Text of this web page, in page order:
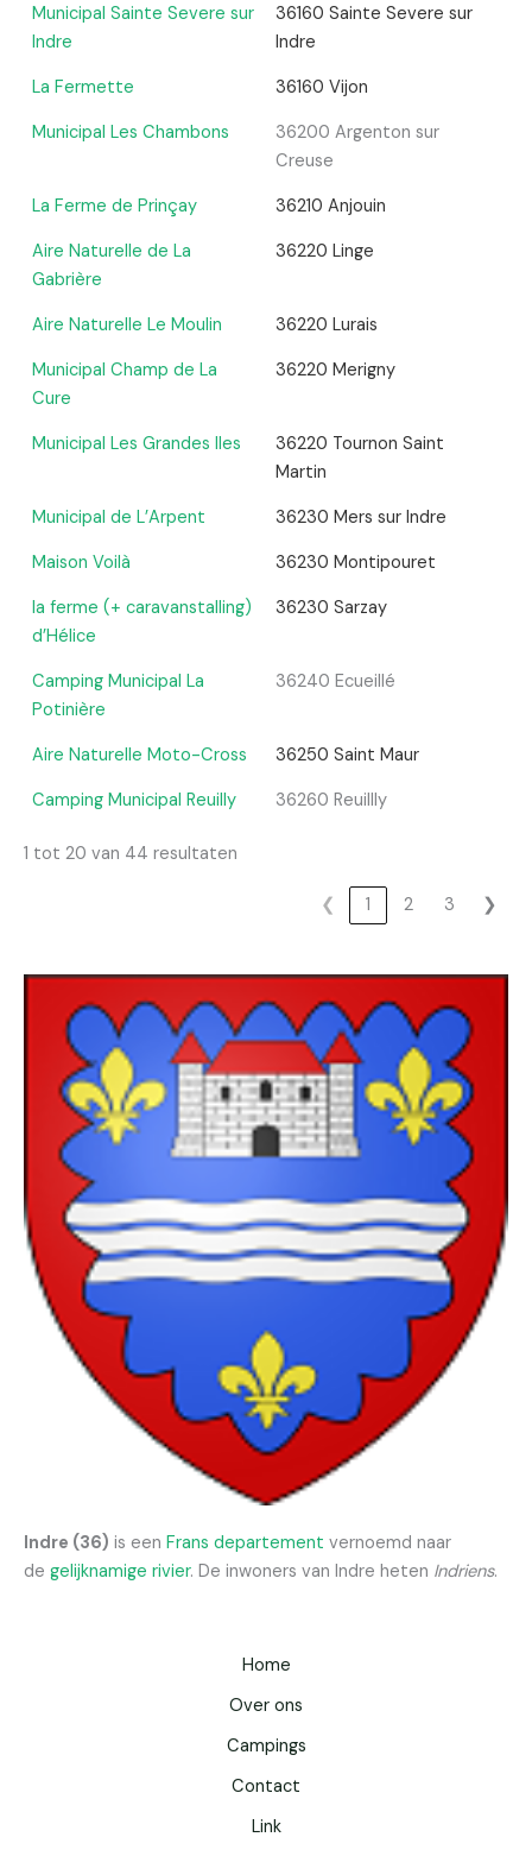
Municipal Sainte Severe sur
Indre
36160 Sainte Severe sur
Indre
La Fermette
36160 Vijon
Municipal Les Chambons
36200 Argenton sur
Creuse
La Ferme de Prinçay
36210 Anjouin
Aire Naturelle de La
Gabrière
36220 Linge
Aire Naturelle Le Moulin
36220 Lurais
Municipal Champ de La
Cure
36220 Merigny
Municipal Les Grandes Iles
36220 Tournon Saint
Martin
Municipal de L’Arpent
36230 Mers sur Indre
Maison Voilà
36230 Montipouret
la ferme (+ caravanstalling)
d’Hélice
36230 Sarzay
Camping Municipal La
Potinière
36240 Ecueillé
Aire Naturelle Moto-Cross
36250 Saint Maur
Camping Municipal Reuilly
36260 Reuillly
1 tot 20 van 44 resultaten
❮ 1 2 3 ❯
Indre (36) is een Frans departement vernoemd naar
de gelijknamige rivier. De inwoners van Indre heten Indriens.
Home
Over ons
Campings
Contact
Link